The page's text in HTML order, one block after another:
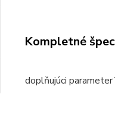
Kompletné
doplňujúci parameter